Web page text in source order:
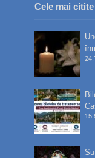
Cele mai citite